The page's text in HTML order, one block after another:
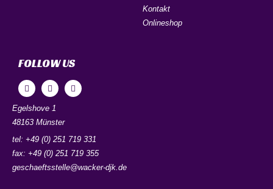
Kontakt
Onlineshop
FOLLOW US
Egelshove 1
48163 Münster
tel: +49 (0) 251 719 331
fax: +49 (0) 251 719 355
geschaeftsstelle@wacker-djk.de